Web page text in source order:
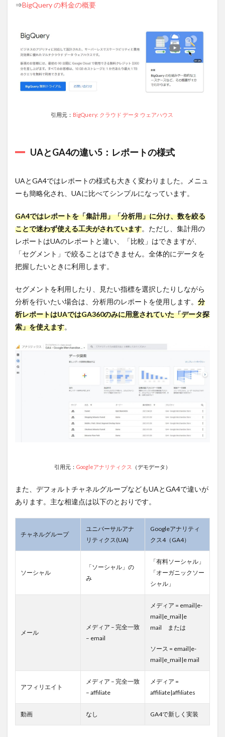
動化ツール
とは？
10.2
「Databeat」
を利用する3
のデータ
を維持で
10.2.2
複数の
フォーム
対応によ
る一元管
理が可能
10.2.3
スキル
レポート
が作成で
きる
11
め
⇒BigQuery の料金の概要
引用元： BigQuery: クラウド データ ウェアハウス
UAとGA4の違い5：レポートの様式
UAとGA4ではレポートの様式も大きく変わりました。メニュ
ーも簡略化され、UAに比べてシンプルになっています。
GA4ではレポートを「集計用」「分析用」に分け、数を絞る
ことで迷わず使える工夫がされています。ただし、集計用の
レポートはUAのレポートと違い、「比較」はできますが、
「セグメント」で絞ることはできません。全体的にデータを
把握したいときに利用します。
セグメントを利用したり、見たい指標を選択したりしながら
分析を行いたい場合は、分析用のレポートを使用します。 分
析レポートはUAではGA360のみに用意されていた「データ探
索」を使えます。
引用元： Googleアナリティクス （デモデータ）
また、デフォルトチャネルグループなどもUAとGA4で違いが
あります。主な相違点は以下のとおりです。
チャネルグループ
ユニバーサルアナ
リティクス(UA)
Googleアナリティ
クス4（GA4）
ソーシャル
「ソーシャル」の
み
「有料ソーシャル」
「オーガニックソー
シャル」
メール
メディア – 完全一致
– email
メディア = email|e-
mail|e_mail|e
mail または
ソース = email|e-
mail|e_mail|e mail
アフィリエイト
メディア – 完全一致
– affiliate
メディア =
affiliate|affiliates
動画 なし GA4で新しく実装